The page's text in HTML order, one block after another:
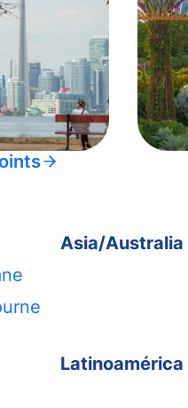
Asia/Australia
Latinoamérica